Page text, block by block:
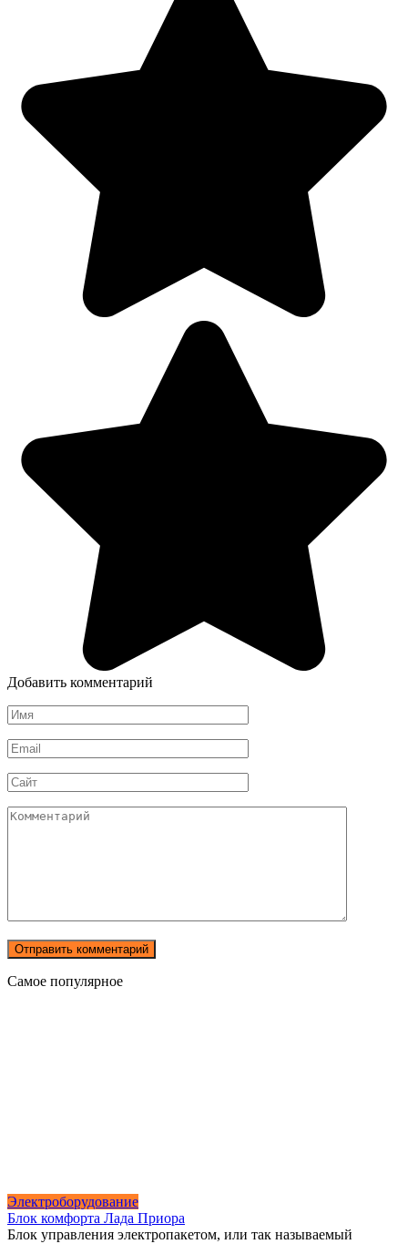
Добавить комментарий
Имя
*
Email
*
Сайт
Комментарий
Самое популярное
Электроборудование
Блок комфорта Лада Приора
Блок управления электропакетом, или так называемый